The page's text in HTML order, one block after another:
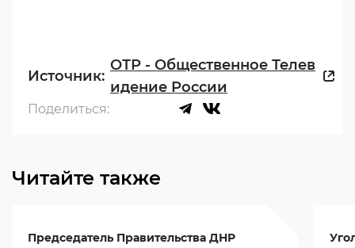
Источник:
ОТР - Общественное Телев
идение России
Поделиться:
Читайте также
Председатель Правительства ДНР